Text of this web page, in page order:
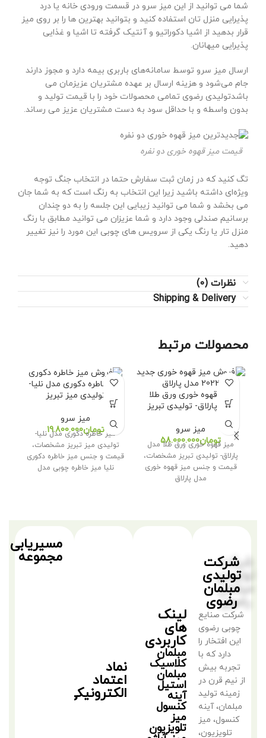
شما می توانید از این میز سرو در قسمت ورودی خانه یا درد
پذیرایی منزل تان استفاده کنید و بتوانید بهترین ها را بر روی میز
قرار بدهید از اشیا دکوراتیو و آنتیک گرفته تا اشیا و غذایی
پذیرایی میهانان.
ارسال میز سرو توسط سامانه‌های باربری بیمه دارد و مجوز دارند
جام می‌شود و هزینه ارسال بر عهده مشتریان عزیزمان می
باشدتولیدی رضوی تمامی محصولات خود را با قیمت تولید و
بدون واسطه و با حداقل سود به دست مشتریان عزیز می رساند.
قیمت میز قهوه خوری دو نفره
تگ کنید که در زمان ثبت سفارش حتما در انتخاب جنگ توجه
ویژه‌ای داشته باشید زیرا این انتخاب به رنگ است که به شما جان
می بخشد و شما می توانید زیبایی این جلسه را به دو چندان
برسانیم صندلی وجود دارد و شما عزیزان می توانید مطابق با رنگ
منزل تار یا رنگ یکی از سرویس های چوبی این مورد را نیز تغییر
دهید.
نظرات (0)
Shipping & Delivery
محصولات مرتبط
میز قهوه خوری ورق طلا
مدل پارلاق- تولیدی تبریز
میز سرو
تومان
میز قهوه خوری ورق طلا مدل
پارلاق- تولیدی تبریز مشخصات،
قیمت و جنس میز قهوه خوری
مدل پارلاق
میز خاطره دکوری مدل نلیا-
تولیدی میز تبریز
میز سرو
تومان
میز خاطره دکوری مدل نلیا-
تولیدی میز تبریز مشخصات،
قیمت و جنس میز خاطره دکوری
نلیا میز خاطره چوبی مدل
شرکت
تولیدی
مبلمان
رضوی
شرکت صنایع
چوبی رضوی
این افتخار را
دارد که با
تجربه بیش
از نیم قرن در
زمینه تولید
مبلمان، آینه
کنسول، میز
تلویزیون،
لینک
های
کاربردی
مبلمان
کلاسیک
مبلمان
استیل
آینه
کنسول
میز
تلویزیون
نماد
اعتماد
الکترونیکی
مسیریابی
مجموعه